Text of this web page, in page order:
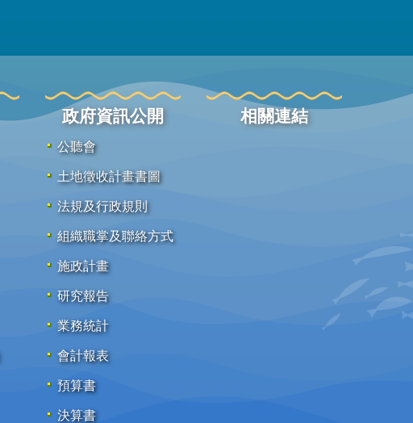
政府資訊公開
公聽會
土地徵收計畫書圖
法規及行政規則
組織職掌及聯絡方式
施政計畫
研究報告
業務統計
會計報表
預算書
決算書
相關連結